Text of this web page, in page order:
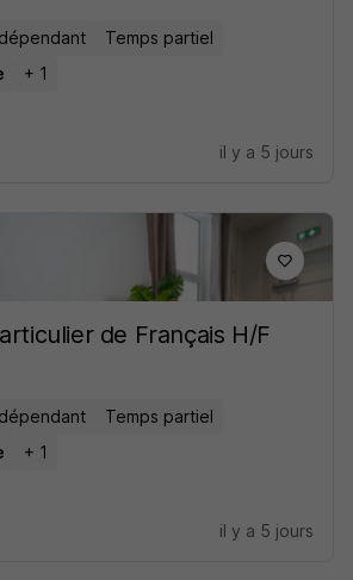
Temps partiel
+ 1
il y a 5 jours
de Français H/F
Temps partiel
+ 1
il y a 5 jours